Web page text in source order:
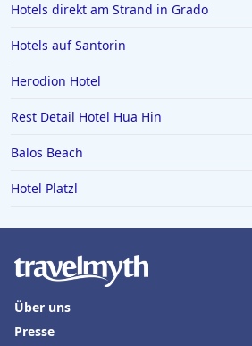
Hotels direkt am Strand in Grado
Hotels auf Santorin
Herodion Hotel
Rest Detail Hotel Hua Hin
Balos Beach
Hotel Platzl
Über uns
Presse